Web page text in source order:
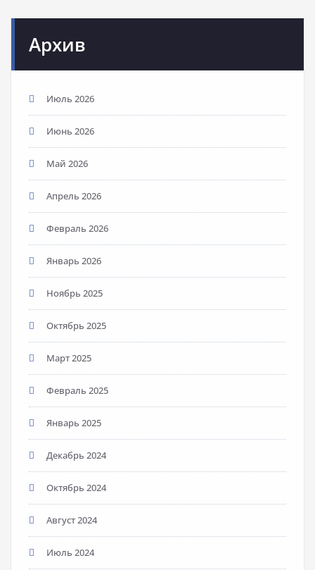
Архив
Июль 2026
Июнь 2026
Май 2026
Апрель 2026
Февраль 2026
Январь 2026
Ноябрь 2025
Октябрь 2025
Март 2025
Февраль 2025
Январь 2025
Декабрь 2024
Октябрь 2024
Август 2024
Июль 2024